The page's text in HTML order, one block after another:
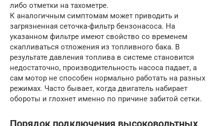
либо отметки на тахометре.
К аналогичным симптомам может приводить и
загрязненная сеточка-фильтр бензонасоса. На
указанном фильтре имеют свойство со временем
скапливаться отложения из топливного бака. В
результате давления топлива в системе становится
недостаточно, производительность насоса падает, а
сам мотор не способен нормально работать на разных
режимах. Часто бывает, когда двигатель набирает
обороты и глохнет именно по причине забитой сетки.